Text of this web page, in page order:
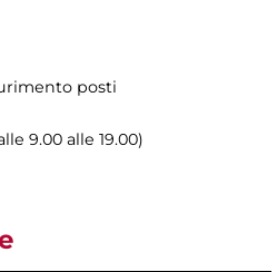
posti
9.00 alle 19.00)